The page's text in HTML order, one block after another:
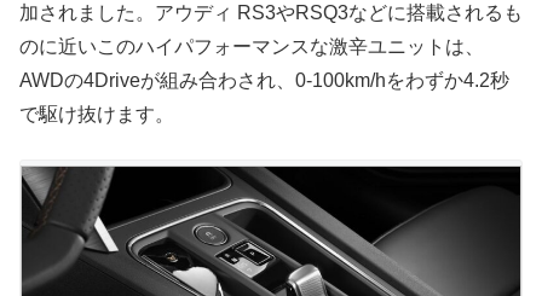
加されました。アウディ RS3やRSQ3などに搭載されるも
のに近いこのハイパフォーマンスな激辛ユニットは、
AWDの4Driveが組み合わされ、0-100km/hをわずか4.2秒
で駆け抜けます。